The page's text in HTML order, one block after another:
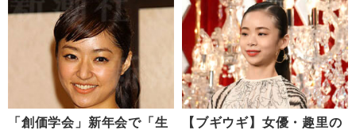
「創価学会」新年会で「生
【ブギウギ】女優・趣里の